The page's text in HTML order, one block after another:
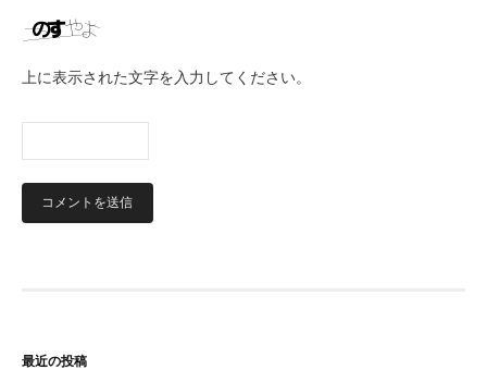
上に表示された文字を入力してください。
最近の投稿